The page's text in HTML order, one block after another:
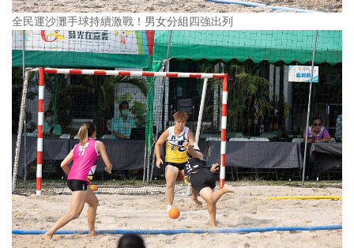
全民運沙灘手球持續激戰！男女分組四強出列